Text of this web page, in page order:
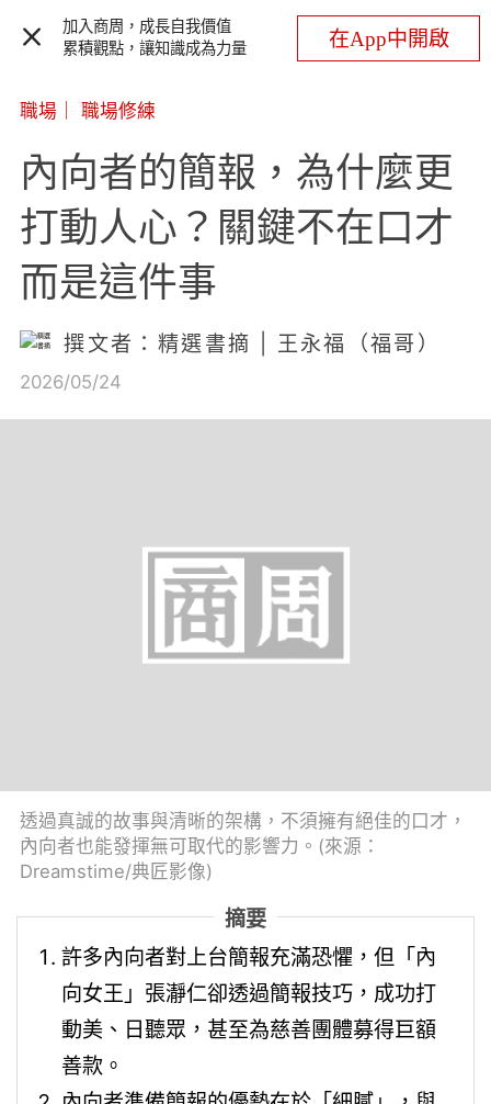
加入商周，成長自我價值
累積觀點，讓知識成為力量
在App中開啟
職場 職場修練
內向者的簡報，為什麼更
打動人心？關鍵不在口才
而是這件事
撰文者：精選書摘 | 王永福（福哥）
2026/05/24
透過真誠的故事與清晰的架構，不須擁有絕佳的口才，
內向者也能發揮無可取代的影響力。(來源：
Dreamstime/典匠影像)
摘要
許多內向者對上台簡報充滿恐懼，但「內
向女王」張瀞仁卻透過簡報技巧，成功打
動美、日聽眾，甚至為慈善團體募得巨額
善款。